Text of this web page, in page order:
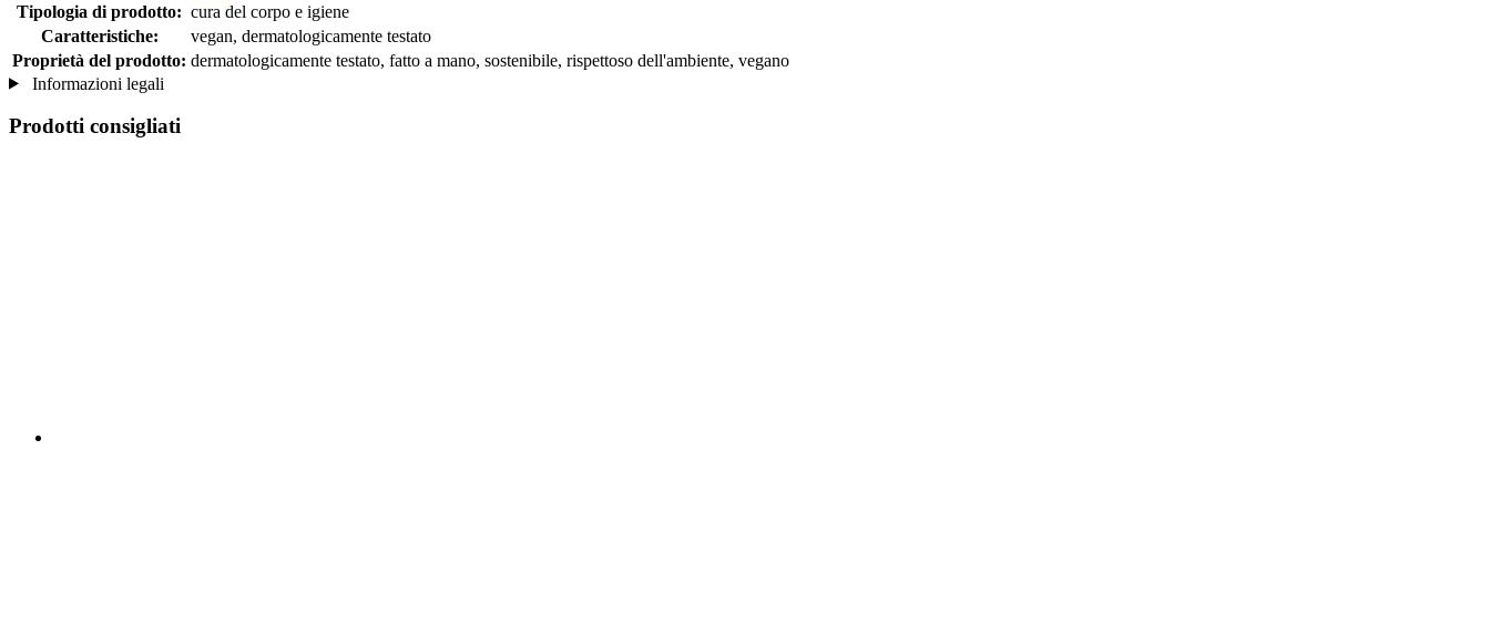
Tipologia di prodotto: cura del corpo e igiene
Caratteristiche:
vegan, dermatologicamente testato
Proprietà del prodotto: dermatologicamente testato, fatto a mano, sostenibile, rispettoso dell'ambiente, vegano
Informazioni legali
Prodotti consigliati